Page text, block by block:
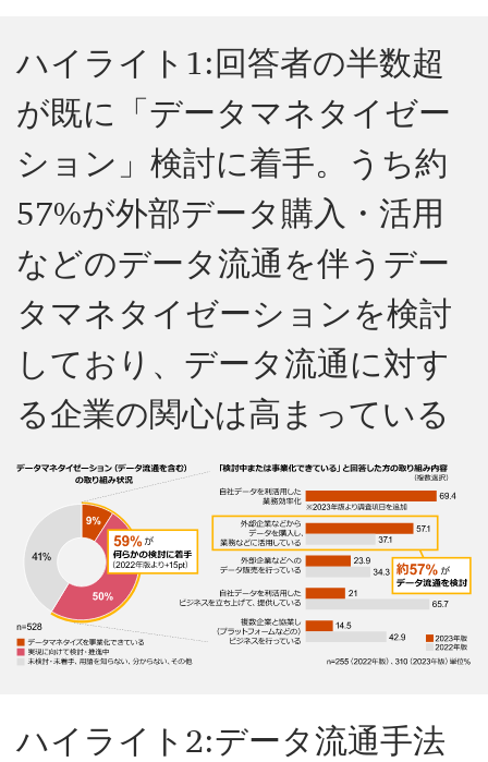
ハイライト1:回答者の半数超
が既に「データマネタイゼー
ション」検討に着手。うち約
57%が外部データ購入・活用
などのデータ流通を伴うデー
タマネタイゼーションを検討
しており、データ流通に対す
る企業の関心は高まっている
ハイライト2:データ流通手法